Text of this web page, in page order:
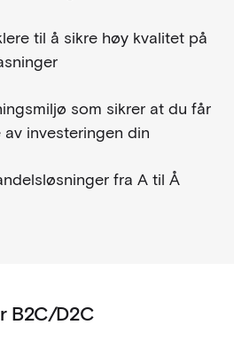
til å sikre høy kvalitet på
som sikrer at du får
investeringen din
fra A til Å
B2C/D2C